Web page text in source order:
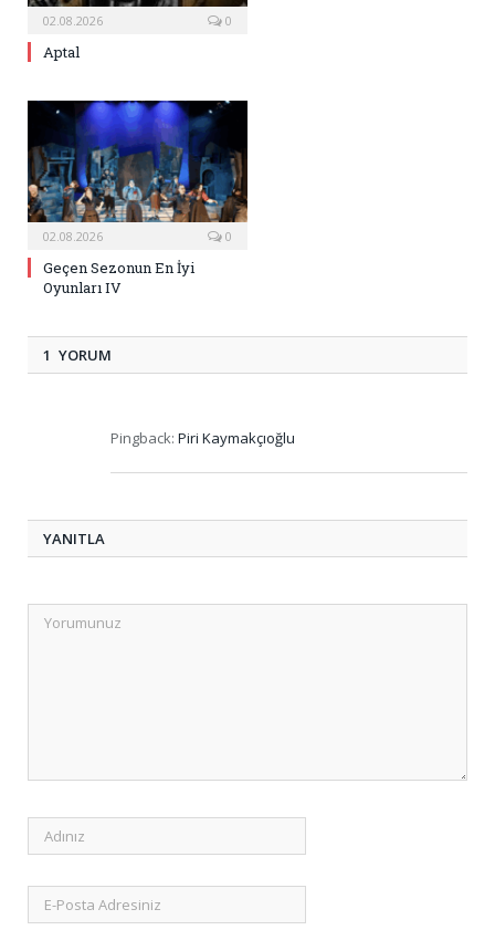
02.08.2026 0
Aptal
02.08.2026 0
Geçen Sezonun En İyi
Oyunları IV
1 YORUM
Pingback: Piri Kaymakçıoğlu
YANITLA